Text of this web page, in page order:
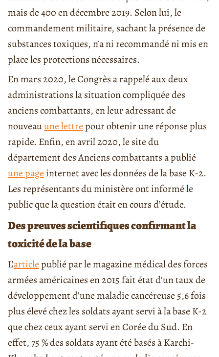
mais de 400 en décembre 2019. Selon lui, le
commandement militaire, sachant la présence de
substances toxiques, n’a ni recommandé ni mis en
place les protections nécessaires.
En mars 2020, le Congrès a rappelé aux deux
administrations la situation compliquée des
anciens combattants, en leur adressant de
nouveauune lettrepour obtenir une réponse plus
rapide. Enfin, en avril 2020, le site du
département des Anciens combattants a publié
une page internet avec les données de la base K-2.
Les représentants du ministère ont informé le
public que la question était en cours d’étude.
Des preuves scientifiques confirmant la
toxicité de la base
L’articlepublié par le magazine médical des forces
armées américaines en 2015 fait état d’un taux de
développement d’une maladie cancéreuse 5,6 fois
plus élevé chez les soldats ayant servi à la base K-2
que chez ceux ayant servi en Corée du Sud. En
effet, 75 % des soldats ayant été basés à Karchi-